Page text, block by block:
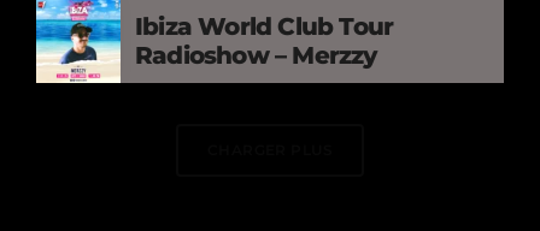
Ibiza World Club Tour
Radioshow – Merzzy